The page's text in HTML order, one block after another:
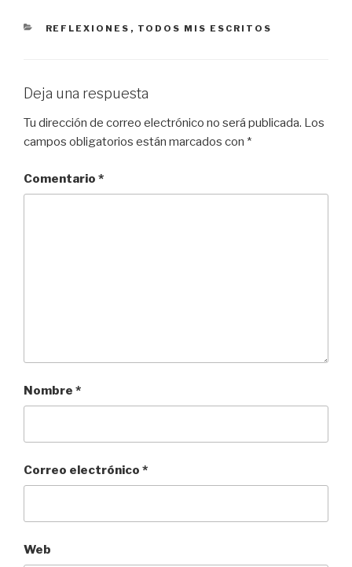
CATEGORÍAS
REFLEXIONES , TODOS MIS ESCRITOS
Deja una respuesta
Tu dirección de correo electrónico no será publicada. Los
campos obligatorios están marcados con *
Comentario *
Nombre *
Correo electrónico *
Web